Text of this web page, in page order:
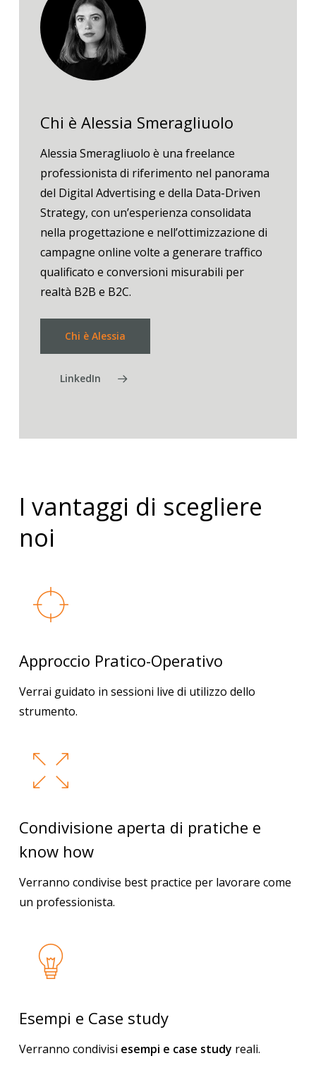
Chi è Alessia Smeragliuolo
Alessia Smeragliuolo è una freelance
professionista di riferimento nel panorama
del Digital Advertising e della Data-Driven
Strategy, con un’esperienza consolidata
nella progettazione e nell’ottimizzazione di
campagne online volte a generare traffico
qualificato e conversioni misurabili per
realtà B2B e B2C.
Chi è Alessia
LinkedIn
I vantaggi di scegliere
noi
Approccio Pratico-Operativo
Verrai guidato in sessioni live di utilizzo dello
strumento.
Condivisione aperta di pratiche e
know how
Verranno condivise best practice per lavorare come
un professionista.
Esempi e Case study
Verranno condivisi esempi e case study reali.